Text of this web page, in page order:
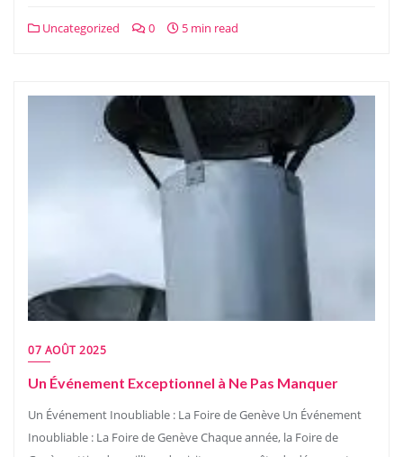
Uncategorized 0 5 min read
07 AOÛT 2025
Un Événement Exceptionnel à Ne Pas Manquer
Un Événement Inoubliable : La Foire de Genève Un Événement
Inoubliable : La Foire de Genève Chaque année, la Foire de